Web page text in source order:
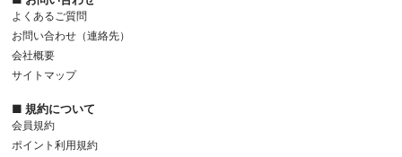
よくあるご質問
お問い合わせ（連絡先）
会社概要
サイトマップ
■ 規約について
会員規約
ポイント利用規約